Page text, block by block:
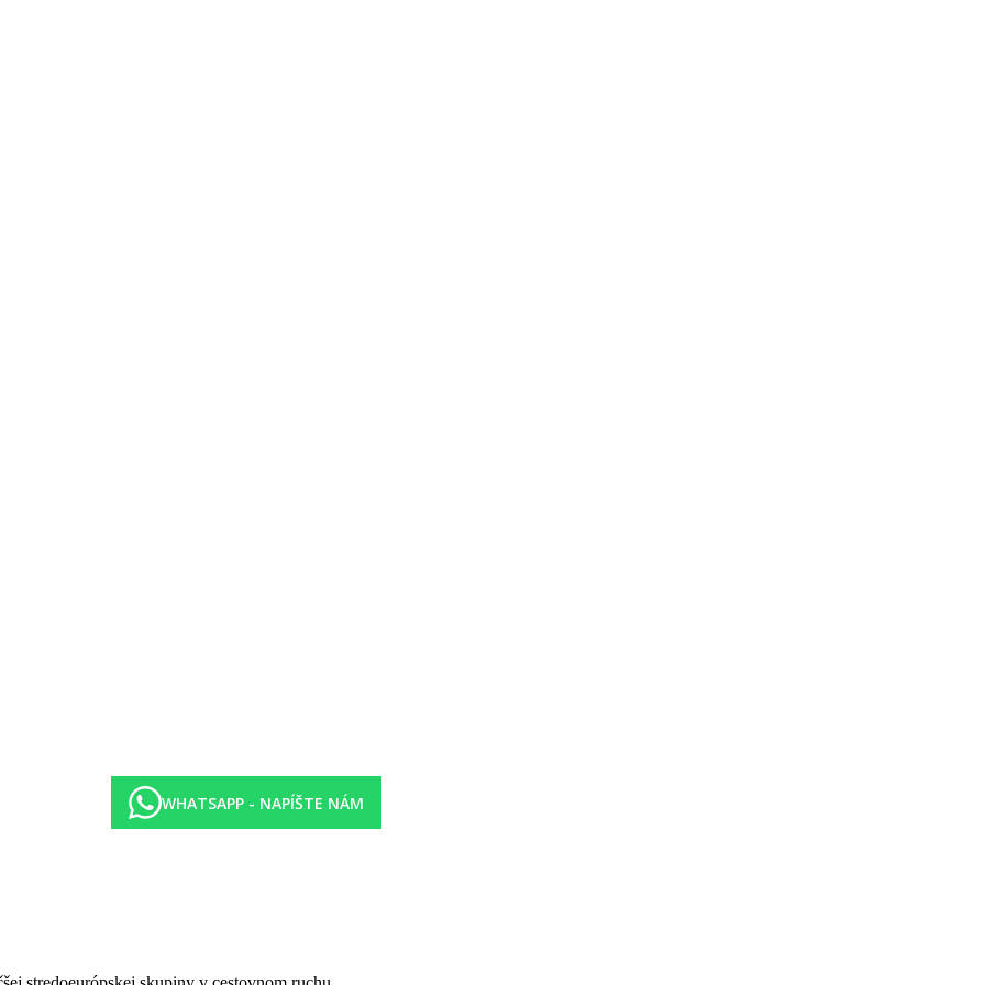
na oceán
– 21.30) formou bufetu v hlavných reštauráciách Haruge, Malaafaiy a Farivalhu – reštaurácia pridelená podľa typu izby
reštaurácii Farivalhu
Cola, Sprite, minerálna voda, džúsy v plechovkách, alkoholické a nealkoholické koktaily, čapované pivo, víno – všetko miestnej výroby a
džúsy, zmrzlina, šampanské, fľaškové víno a alkohol premiových značiek nie sú súčasťou All inclusive
pobyt)
WHATSAPP - NAPÍŠTE NÁM